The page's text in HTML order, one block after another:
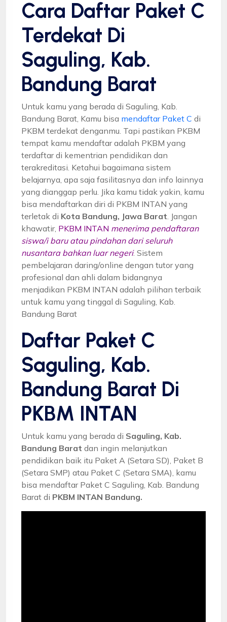
Cara Daftar Paket C
Terdekat Di
Saguling, Kab.
Bandung Barat
Untuk kamu yang berada di Saguling, Kab.
Bandung Barat, Kamu bisa mendaftar Paket C di
PKBM terdekat denganmu. Tapi pastikan PKBM
tempat kamu mendaftar adalah PKBM yang
terdaftar di kementrian pendidikan dan
terakreditasi. Ketahui bagaimana sistem
belajarnya, apa saja fasilitasnya dan info lainnya
yang dianggap perlu. Jika kamu tidak yakin, kamu
bisa mendaftarkan diri di PKBM INTAN yang
terletak di Kota Bandung, Jawa Barat . Jangan
khawatir, PKBM INTAN menerima pendaftaran
siswa/i baru atau pindahan dari seluruh
nusantara bahkan luar negeri. Sistem
pembelajaran daring/online dengan tutor yang
profesional dan ahli dalam bidangnya
menjadikan PKBM INTAN adalah pilihan terbaik
untuk kamu yang tinggal di Saguling, Kab.
Bandung Barat
Daftar Paket C
Saguling, Kab.
Bandung Barat Di
PKBM INTAN
Untuk kamu yang berada di Saguling, Kab.
Bandung Barat dan ingin melanjutkan
pendidikan baik itu Paket A (Setara SD), Paket B
(Setara SMP) atau Paket C (Setara SMA), kamu
bisa mendaftar Paket C Saguling, Kab. Bandung
Barat di PKBM INTAN Bandung.